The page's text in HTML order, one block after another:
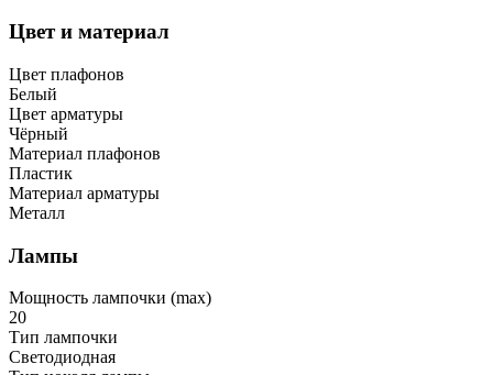
Цвет и материал
Цвет плафонов
Белый
Цвет арматуры
Чёрный
Материал плафонов
Пластик
Материал арматуры
Металл
Лампы
Мощность лампочки (max)
20
Тип лампочки
Светодиодная